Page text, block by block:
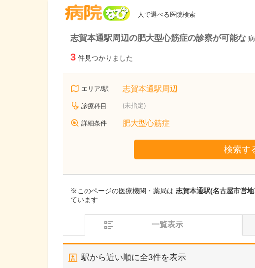
人で選べる医院検索
志賀本通駅周辺の肥大型心筋症の診察が可能な
3 件見つかりました
エリア/駅 志賀本通駅周辺
診療科目 (未指定)
詳細条件 肥大型心筋症
検索す
※このページの医療機関・薬局は 志賀本通駅(名古屋市営
ています
一覧表示
駅から近い順に全3件を表示